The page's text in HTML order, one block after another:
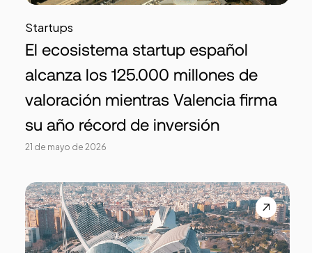
Startups
El ecosistema startup español
alcanza los 125.000 millones de
valoración mientras Valencia firma
su año récord de inversión
21 de mayo de 2026